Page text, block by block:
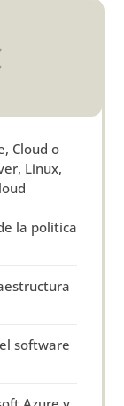
Cloud o
Linux,
la política
software